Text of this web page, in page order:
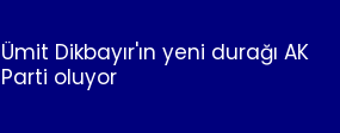
Ümit Dikbayır'ın yeni durağı AK
Parti oluyor